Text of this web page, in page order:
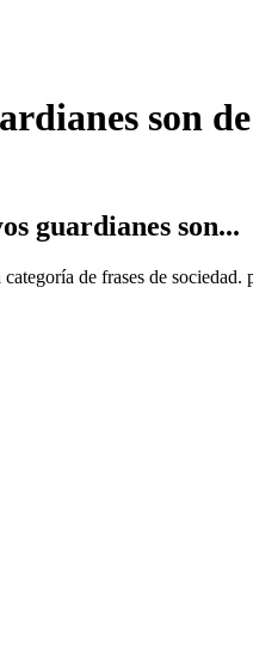
son
guardianes son...
de frases de